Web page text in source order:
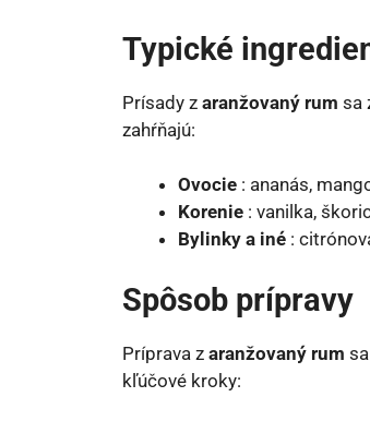
Typické
Prísady z aranžovaný rum sa
zahŕňajú:
Ovocie : ananás,
Korenie : vanilka,
Bylinky a iné :
Spôsob prípravy
Príprava z aranžovaný rum
kľúčové kroky: